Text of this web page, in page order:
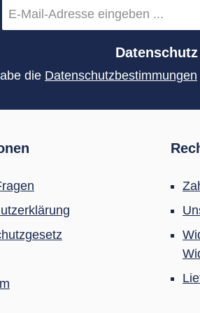
Mail-
Adresse
Datenschutz
die Datenschutzbestimmungen